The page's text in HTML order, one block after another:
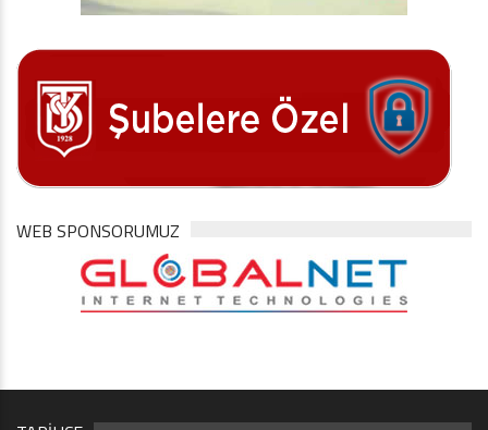
WEB SPONSORUMUZ